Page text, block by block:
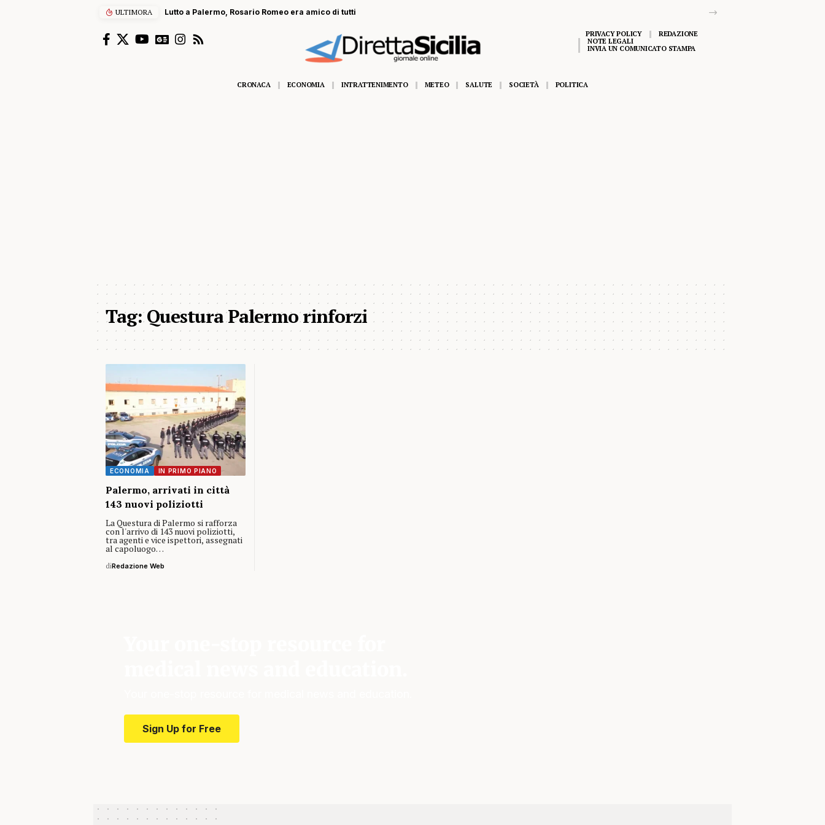
ULTIMORA Lutto a Palermo, Rosario Romeo era amico di tutti
PRIVACY POLICY
REDAZIONE
NOTE LEGALI
INVIA UN COMUNICATO STAMPA
CRONACA ECONOMIA INTRATTENIMENTO METEO SALUTE SOCIETÀ POLITICA
Tag:Questura Palermo rinforzi
ECONOMIA IN PRIMO PIANO
Palermo, arrivati in città
143 nuovi poliziotti
La Questura di Palermo si rafforza
con l'arrivo di 143 nuovi poliziotti,
tra agenti e vice ispettori, assegnati
al capoluogo…
diRedazione Web
Sign Up for Free